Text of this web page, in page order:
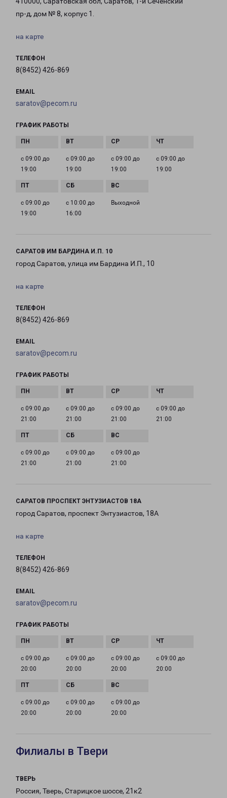
пр-д, дом № 8, корпус 1.
на карте
ТЕЛЕФОН
8(8452) 426-869
EMAIL
saratov@pecom.ru
ГРАФИК РАБОТЫ
с 09:00 до
19:00
с 09:00 до
19:00
с 09:00 до
19:00
с 09:00 до
19:00
с 09:00 до
19:00
с 10:00 до
16:00
Выходной
САРАТОВ ИМ БАРДИНА И.П. 10
город Саратов, улица им Бардина И.П., 10
на карте
ТЕЛЕФОН
8(8452) 426-869
EMAIL
saratov@pecom.ru
ГРАФИК РАБОТЫ
с 09:00 до
21:00
с 09:00 до
21:00
с 09:00 до
21:00
с 09:00 до
21:00
с 09:00 до
21:00
с 09:00 до
21:00
с 09:00 до
21:00
САРАТОВ ПРОСПЕКТ ЭНТУЗИАСТОВ 18А
город Саратов, проспект Энтузиастов, 18А
на карте
ТЕЛЕФОН
8(8452) 426-869
EMAIL
saratov@pecom.ru
ГРАФИК РАБОТЫ
с 09:00 до
20:00
с 09:00 до
20:00
с 09:00 до
20:00
с 09:00 до
20:00
с 09:00 до
20:00
с 09:00 до
20:00
с 09:00 до
20:00
Филиалы в Твери
ТВЕРЬ
Россия, Тверь, Старицкое шоссе, 21к2